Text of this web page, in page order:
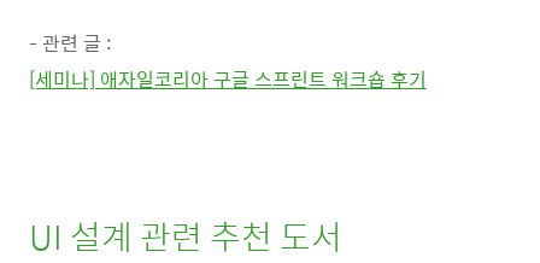
- 관련 글 :
[세미나] 애자일코리아 구글 스프린트 워크숍 후기
UI 설계 관련 추천 도서